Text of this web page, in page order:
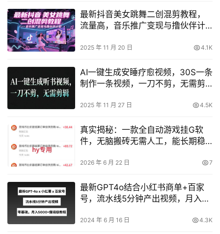
最新抖音美女跳舞二创混剪教程，
流量高，音乐推广变现与撸伙伴计
2025 年 11 月 20 日 4.1K
AI一键生成安睡疗愈视频，30S一条
制作一条视频，一刀不剪，无需剪
的！
2025 年 11 月 27 日 4.5K
真实揭秘：一款全自动游戏挂G软
件，无脑搬砖无需人工，能长期稳
2026 年 6 月 22 日 7
最新GPT4o结合小红书商单+百家
号，流水线5分钟产出视频，月入
2024 年 6 月 16 日 4.3K